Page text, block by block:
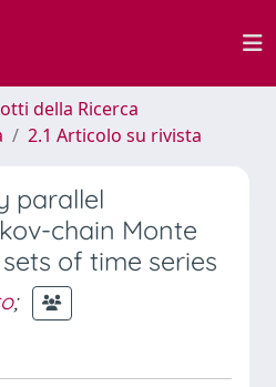
della Ricerca
2.1 Articolo su rivista
parallel
chain Monte
of time series
;